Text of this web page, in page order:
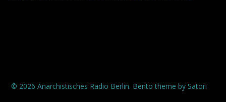
© 2026 Anarchistisches Radio Berlin. Bento theme by Satori